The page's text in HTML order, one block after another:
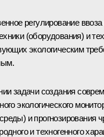
регулирование
(оборудования) и
экологическим
задачи создания
экологического
и прогнозирования
и техногенного